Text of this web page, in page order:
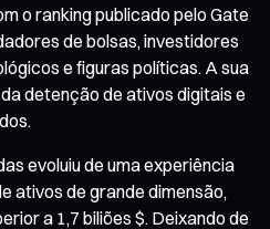
o ranking publicado pelo Gate
de bolsas, investidores
e figuras políticas. A sua
detenção de ativos digitais e
evoluiu de uma experiência
ativos de grande dimensão,
a 1,7 biliões $. Deixando de